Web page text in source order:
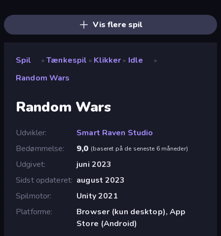
Vis flere spil
Spil » Tænkespil » Klikker » Idle »
Random Wars
Random Wars
Udvikler
Smart Raven Studio
Bedømmelse
9,0 (baseret på de seneste 6 måneder)
Udgivet
juni 2023
Sidst opdateret august 2023
Spilmotor
Unity 2021
Platforme
Browser (kun desktop), App
Store (Android)